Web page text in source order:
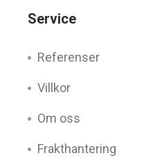
Service
Referenser
Villkor
Om oss
Frakthantering